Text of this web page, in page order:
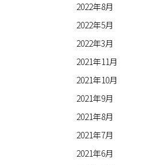
2022年8月
2022年5月
2022年3月
2021年11月
2021年10月
2021年9月
2021年8月
2021年7月
2021年6月